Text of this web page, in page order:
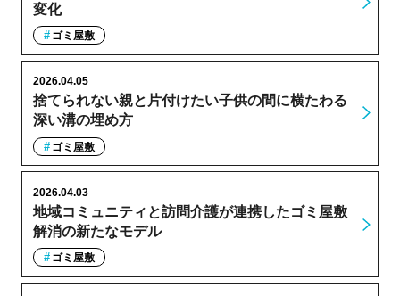
変化
ゴミ屋敷
捨てられない親と片付けたい子供の間に横たわる
深い溝の埋め方
2026.04.05
ゴミ屋敷
地域コミュニティと訪問介護が連携したゴミ屋敷
解消の新たなモデル
2026.04.03
ゴミ屋敷